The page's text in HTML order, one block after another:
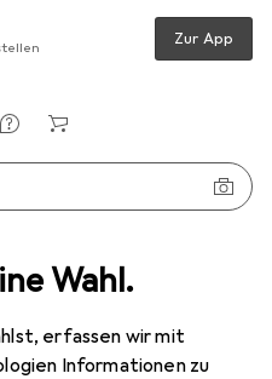
Wahl.
erfassen wir mit
Informationen zu
Zur App
Erima Performance T-Shirt